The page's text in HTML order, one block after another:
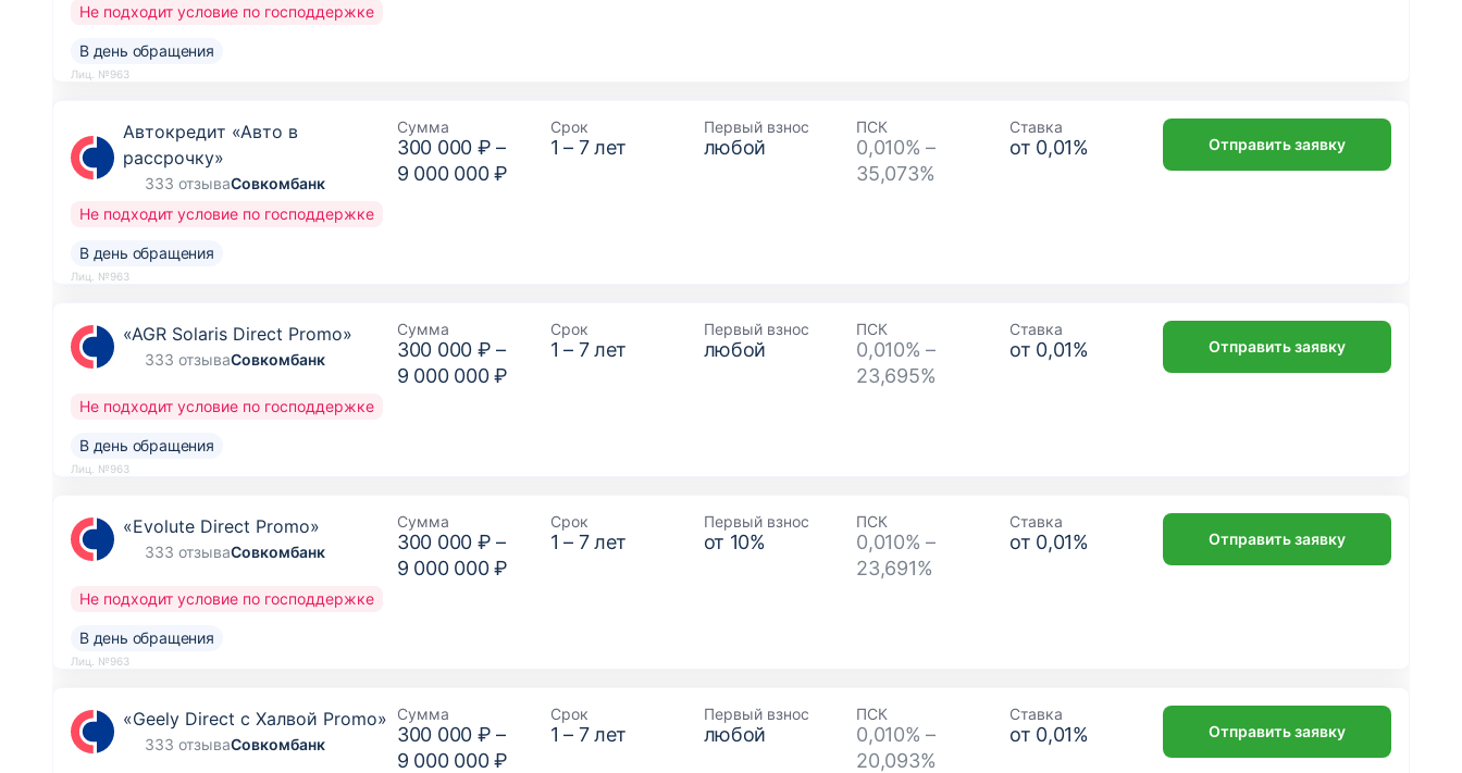
Не подходит условие по господдержке
В день обращения
Лиц. №963
Автокредит «Авто в
рассрочку»
333 отзываСовкомбанк
Сумма
300 000 ₽ –
9 000 000 ₽
Срок
1 – 7лет
Первый взнос
любой
ПСК
0,010% –
35,073%
Ставка
от 0,01%
Не подходит условие по господдержке
В день обращения
Отправить заявку
Лиц. №963
«AGR Solaris Direct Promo»
333 отзываСовкомбанк
Сумма
300 000 ₽ –
9 000 000 ₽
Срок
1 – 7лет
Первый взнос
любой
ПСК
0,010% –
23,695%
Ставка
от 0,01%
Не подходит условие по господдержке
В день обращения
Отправить заявку
Лиц. №963
«Evolute Direct Promo»
333 отзываСовкомбанк
Сумма
300 000 ₽ –
9 000 000 ₽
Срок
1 – 7лет
Первый взнос
от 10%
ПСК
0,010% –
23,691%
Ставка
от 0,01%
Не подходит условие по господдержке
В день обращения
Отправить заявку
Лиц. №963
«Geely Direct с Халвой Promo»
333 отзываСовкомбанк
Сумма
300 000 ₽ –
9 000 000 ₽
Срок
1 – 7лет
Первый взнос
любой
ПСК
0,010% –
20,093%
Ставка
от 0,01% Отправить заявку